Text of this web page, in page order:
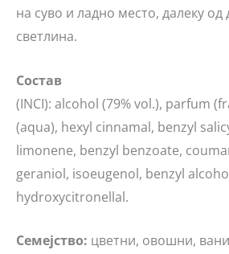
на суво и ладно место, далеку од
светлина.
Состав
(INCI): alcohol (79% vol.), parfum
(aqua), hexyl cinnamal, benzyl
limonene, benzyl benzoate,
geraniol, isoeugenol, benzyl
hydroxycitronellal.
Семејство: цветни, овошни,